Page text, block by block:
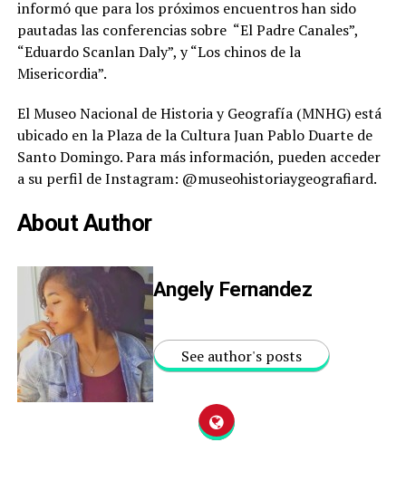
informó que para los próximos encuentros han sido
pautadas las conferencias sobre “El Padre Canales”,
“Eduardo Scanlan Daly”, y “Los chinos de la
Misericordia”.
El Museo Nacional de Historia y Geografía (MNHG) está
ubicado en la Plaza de la Cultura Juan Pablo Duarte de
Santo Domingo. Para más información, pueden acceder
a su perfil de Instagram: @museohistoriaygeografiard.
About Author
Angely Fernandez
See author's posts